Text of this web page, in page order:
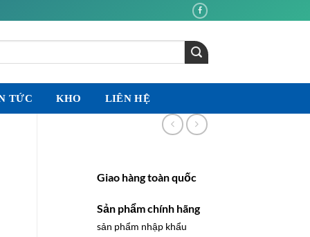
TỨC KHO LIÊN HỆ
Giao hàng toàn quốc
Sản phẩm chính hãng
sản phẩm nhập khẩu